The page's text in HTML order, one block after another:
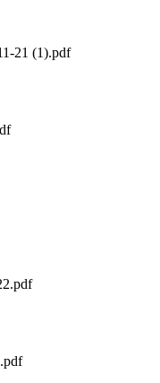
21 (1).pdf